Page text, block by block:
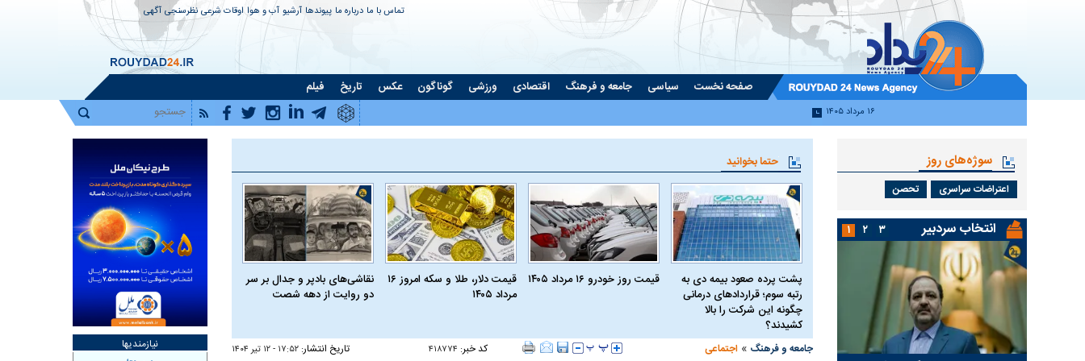
تماس با ما درباره ما پیوندها آرشیو آب و هوا اوقات شرعی نظرسنجی آگهی
صفحه نخست سیاسی جامعه و فرهنگ اقتصادی ورزشی گوناگون عکس تاریخ فیلم
۱۶ مرداد ۱۴۰۵
حتما بخوانید
پشت پرده صعود بیمه دی به
رتبه سوم؛ قراردادهای درمانی
چگونه این شرکت را بالا
کشیدند؟
قیمت روز خودرو ۱۶ مرداد ۱۴۰۵
قیمت دلار، طلا و سکه امروز ۱۶
مرداد ۱۴۰۵
نقاشی‌های بادپر و جدال بر سر
دو روایت از دهه شصت
جامعه و فرهنگ » اجتماعی کد خبر: ۴۱۸۷۷۴ تاریخ انتشار: ۱۷:۵۲ - ۱۲ تير ۱۴۰۴
سوژه‌های روز
اعتراضات سراسری تحصن
انتخاب سردبیر ۱ ۲ ۳
نیازمندیها